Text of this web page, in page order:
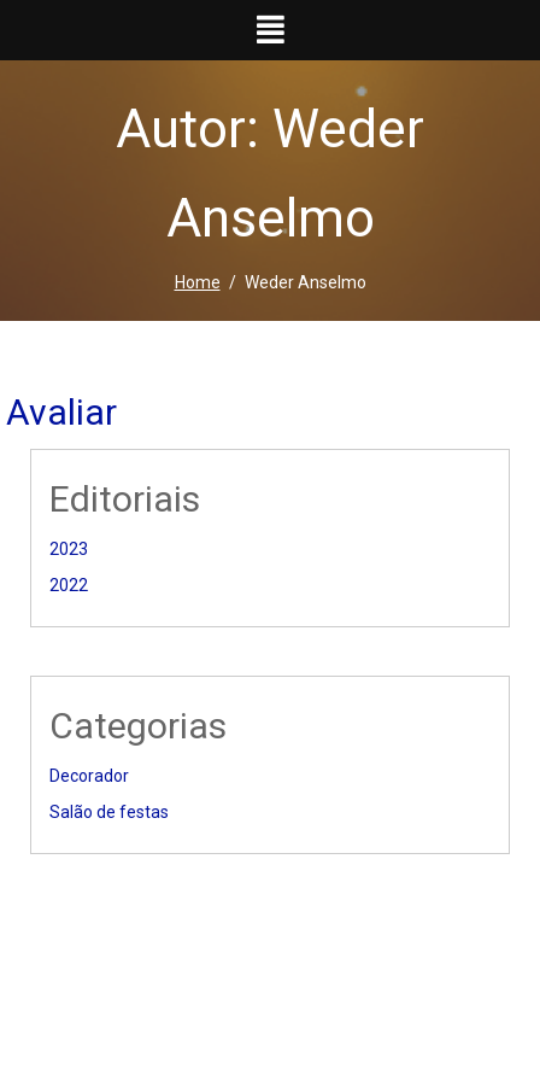
Autor: Weder
Anselmo
Home Weder Anselmo
Avaliar
Editoriais
2023
2022
Categorias
Decorador
Salão de festas